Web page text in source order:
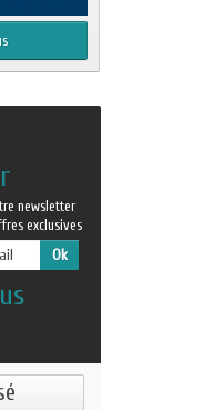
newsletter
exclusives